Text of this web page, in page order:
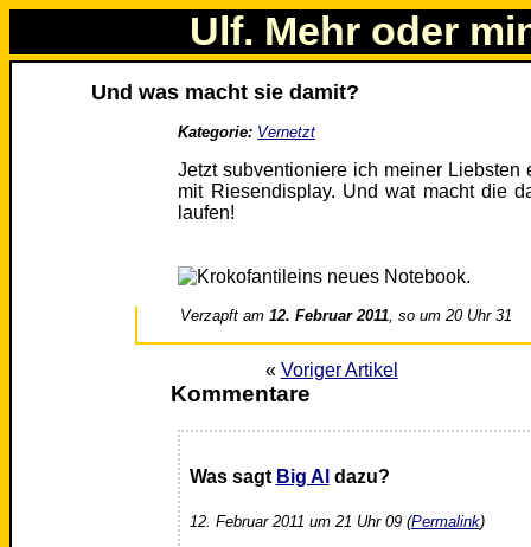
Ulf. Mehr oder
Und was macht sie damit?
Kategorie: Vernetzt
Jetzt subventioniere ich meiner
mit Riesendisplay. Und wat macht die
laufen!
Verzapft am12. Februar 2011, so um 20 Uhr 31
« Voriger Artikel
Kommentare
Was sagt Big Al dazu?
12. Februar 2011 um 21 Uhr 09 (Permalink)